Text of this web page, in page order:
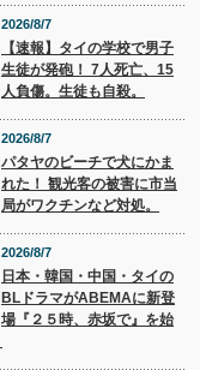
2026/8/7
【速報】タイの学校で男子
生徒が発砲！ 7人死亡、15
人負傷。生徒も自殺。
2026/8/7
パタヤのビーチで犬にかま
れた！ 観光客の被害に市当
局がワクチンなど対処。
2026/8/7
日本・韓国・中国・タイの
BLドラマがABEMAに新登
場『２５時、赤坂で』を始